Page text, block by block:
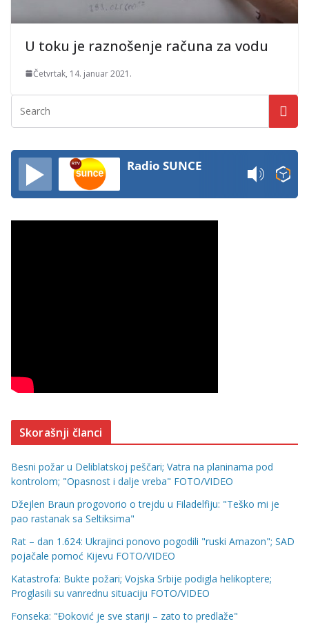
U toku je raznošenje računa za vodu
Četvrtak, 14. januar 2021.
Radio SUNCE
Skorašnji članci
Besni požar u Deliblatskoj peščari; Vatra na planinama pod
kontrolom; "Opasnost i dalje vreba" FOTO/VIDEO
Džejlen Braun progovorio o trejdu u Filadelfiju: "Teško mi je
pao rastanak sa Seltiksima"
Rat – dan 1.624: Ukrajinci ponovo pogodili "ruski Amazon"; SAD
pojačale pomoć Kijevu FOTO/VIDEO
Katastrofa: Bukte požari; Vojska Srbije podigla helikoptere;
Proglasili su vanrednu situaciju FOTO/VIDEO
Fonseka: "Đoković je sve stariji – zato to predlaže"